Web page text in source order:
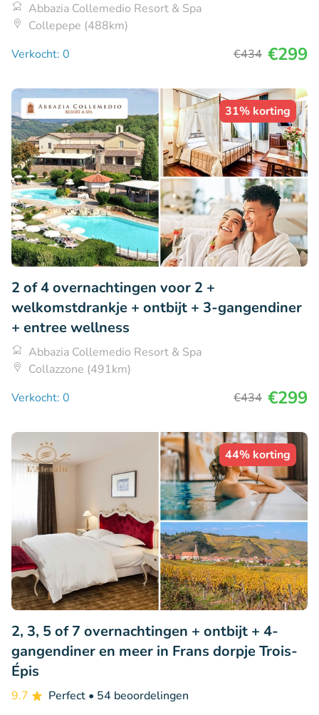
Abbazia Collemedio Resort & Spa
Collepepe (488km)
Verkocht: 0
€434 €299
31% korting
2 of 4 overnachtingen voor 2 +
welkomstdrankje + ontbijt + 3-gangendiner
+ entree wellness
Abbazia Collemedio Resort & Spa
Collazzone (491km)
Verkocht: 0
€434 €299
44% korting
2, 3, 5 of 7 overnachtingen + ontbijt + 4-
gangendiner en meer in Frans dorpje Trois-
Épis
9.7 Perfect • 54 beoordelingen